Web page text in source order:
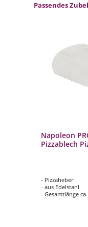
Produktgalerie
Passendes
Napoleon
Pizzablech
- Pizzaheber
- aus Edelstahl
- Gesamtlänge